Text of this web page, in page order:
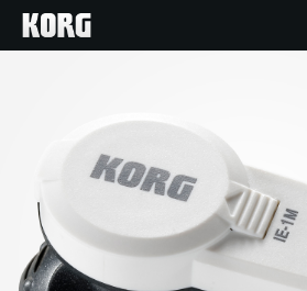
Produse
În Prim Plan